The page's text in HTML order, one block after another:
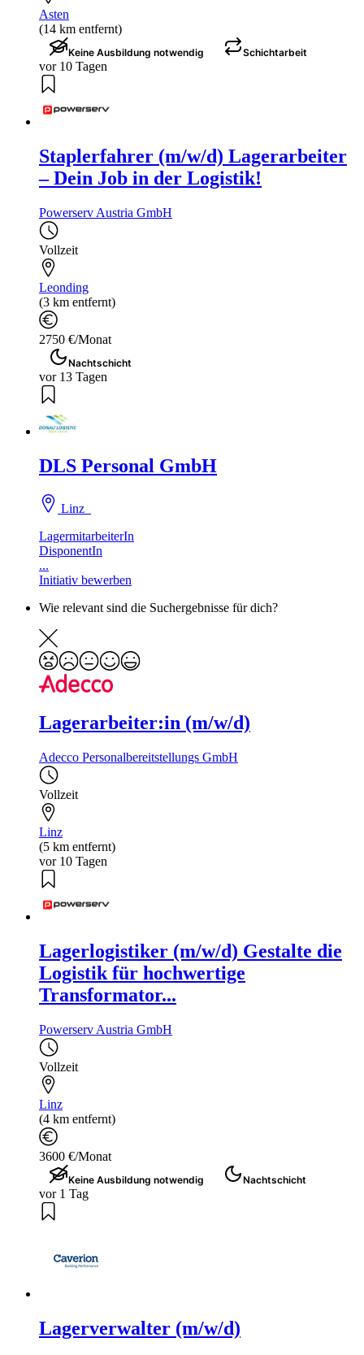
Asten
(14 km entfernt)
Keine Ausbildung notwendig Schichtarbeit
vor 10 Tagen
Staplerfahrer (m/w/d) Lagerarbeiter
– Dein Job in der Logistik!
Powerserv Austria GmbH
Vollzeit
Leonding
(3 km entfernt)
2750 €/Monat
Nachtschicht
vor 13 Tagen
DLS Personal GmbH
Linz
LagermitarbeiterIn
DisponentIn
...
Initiativ bewerben
Wie relevant sind die Suchergebnisse für dich?
Lagerarbeiter:in (m/w/d)
Adecco Personalbereitstellungs GmbH
Vollzeit
Linz
(5 km entfernt)
vor 10 Tagen
Lagerlogistiker (m/w/d) Gestalte die
Logistik für hochwertige
Transformator...
Powerserv Austria GmbH
Vollzeit
Linz
(4 km entfernt)
3600 €/Monat
Keine Ausbildung notwendig Nachtschicht
vor 1 Tag
Lagerverwalter (m/w/d)